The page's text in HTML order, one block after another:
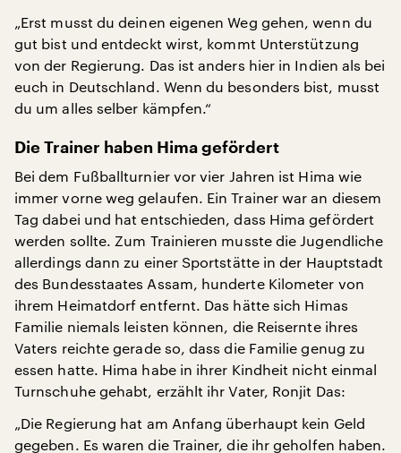
„Erst musst du deinen eigenen Weg gehen, wenn du
gut bist und entdeckt wirst, kommt Unterstützung
von der Regierung. Das ist anders hier in Indien als bei
euch in Deutschland. Wenn du besonders bist, musst
du um alles selber kämpfen.“
Die Trainer haben Hima gefördert
Bei dem Fußballturnier vor vier Jahren ist Hima wie
immer vorne weg gelaufen. Ein Trainer war an diesem
Tag dabei und hat entschieden, dass Hima gefördert
werden sollte. Zum Trainieren musste die Jugendliche
allerdings dann zu einer Sportstätte in der Hauptstadt
des Bundesstaates Assam, hunderte Kilometer von
ihrem Heimatdorf entfernt. Das hätte sich Himas
Familie niemals leisten können, die Reisernte ihres
Vaters reichte gerade so, dass die Familie genug zu
essen hatte. Hima habe in ihrer Kindheit nicht einmal
Turnschuhe gehabt, erzählt ihr Vater, Ronjit Das:
„Die Regierung hat am Anfang überhaupt kein Geld
gegeben. Es waren die Trainer, die ihr geholfen haben.